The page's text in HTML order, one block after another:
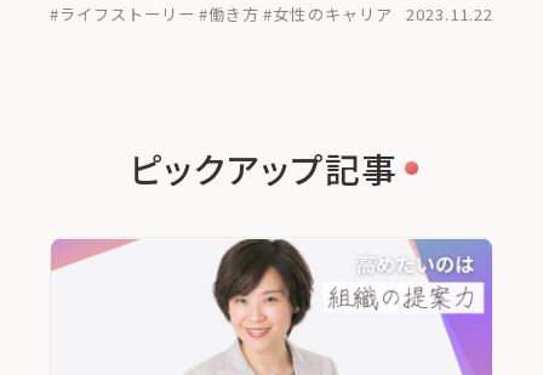
#ライフストーリー #働き方 #女性のキャリア 2023.11.22
ピックアップ記事